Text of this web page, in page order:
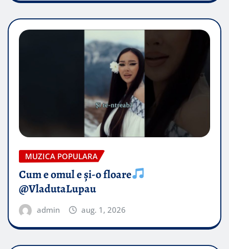
MUZICA POPULARA
Cum e omul e și-o floare
@VladutaLupau
admin aug. 1, 2026